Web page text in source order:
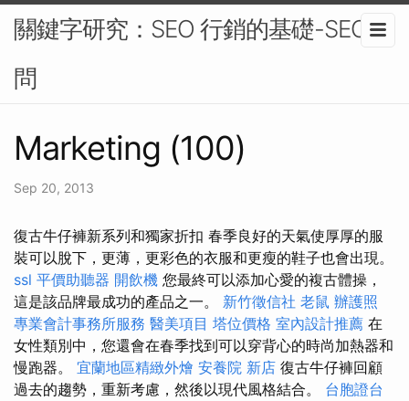
關鍵字研究：SEO 行銷的基礎-SEO顧
問
Marketing (100)
Sep 20, 2013
復古牛仔褲新系列和獨家折扣 春季良好的天氣使厚厚的服
裝可以脫下，更薄，更彩色的衣服和更瘦的鞋子也會出現。
ssl 平價助聽器 開飲機 您最終可以添加心愛的複古體操，
這是該品牌最成功的產品之一。 新竹徵信社 老鼠 辦護照
專業會計事務所服務 醫美項目 塔位價格 室內設計推薦 在
女性類別中，您還會在春季找到可以穿背心的時尚加熱器和
慢跑器。 宜蘭地區精緻外燴 安養院 新店 復古牛仔褲回顧
過去的趨勢，重新考慮，然後以現代風格結合。 台胞證台